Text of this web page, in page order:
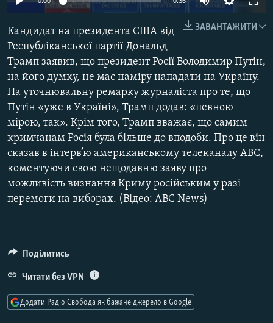
КИТАЙ.ВИКЛИКИ
МУЛЬТИМЕДІА
ФОТО
СПЕЦПРОЄКТИ
ПОДКАСТИ
КРИМ РЕАЛІЇ
РУС
УКР
Усі сайти RFE/RL
ЗАВАНТАЖИТИ
Кандидат на президента США від
Республіканської партії Дональд
Трамп заявив, що президент Росії Володимир Путін,
на його думку, не має наміру нападати на Україну.
На уточнювальну ремарку журналіста про те, що
Путін «уже в Україні», Трамп додав: «певною
мірою, так». Крім того, Трамп вважає, що самим
кримчанам Росія була більше до вподоби. Про це він
сказав в інтерв’ю американському телеканалу ABC,
коментуючи свою нещодавню заяву про
можливість визнання Криму російським у разі
перемоги на виборах. (Відео: ABC News)
Поділитись
Читати без VPN
Додати Радіо Свобода як бажане джерело в Google